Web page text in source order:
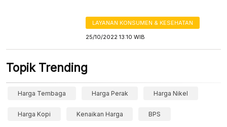
LAYANAN KONSUMEN & KESEHATAN
25/10/2022 13:10 WIB
Topik Trending
Harga Tembaga Harga Perak Harga Nikel
Harga Kopi Kenaikan Harga BPS